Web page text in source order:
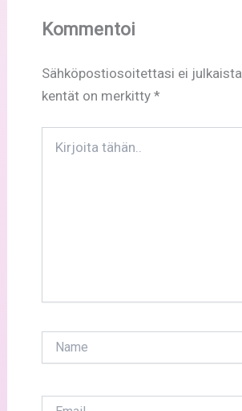
Kommentoi
Sähköpostiosoitettasi ei julkaista.
kentät on merkitty *
tähän..